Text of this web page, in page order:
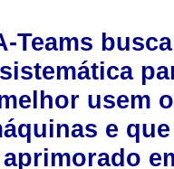
Teams
usem
e